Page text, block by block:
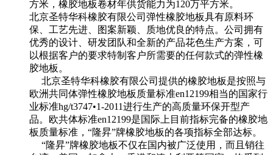
方米，橡胶地板卷材年供货能力为120万平方米。
北京圣特华科橡胶有限公司弹性橡胶地板具有原料环
保、工艺先进、图案新颖、质地优良的特点。公司拥有
优秀的设计、研发团队和全新的产品花色生产方案，可
以根据客户的要求特制客户所需要的任何款式的弹性橡
胶地板。
北京圣特华科橡胶有限公司提供的橡胶地板是按照与
欧洲共同体弹性橡胶地板质量标准en12199相当的国家行
业标准hg/t3747•1-2011进行生产的高质量环保开型产
品。欧共体标准en12199是国际上目前指标完备的橡胶地
板质量标准，“隆昇”牌橡胶地板的各项指标全部达标。
“隆昇”牌橡胶地板不仅在国内被广泛使用，而且销往